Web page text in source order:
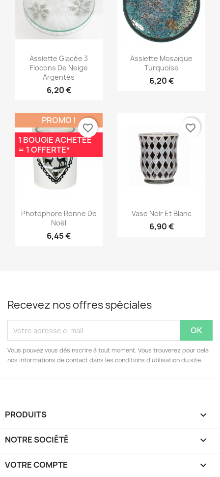
Aperçu rapide
Assiette Glacée 3
Flocons De Neige
Argentés
6,20 €
Aperçu rapide
Assiette Mosaïque
Turquoise
6,20 €
Aperçu rapide
Photophore Renne De
Noël
6,45 €
PROMO !
1 BOUGIE ACHETÉE
= 1 OFFERTE*
favorite_border
Aperçu rapide
Vase Noir Et Blanc
6,90 €
favorite_border
Recevez nos offres spéciales
Vous pouvez vous désinscrire à tout moment. Vous trouverez pour cela
nos informations de contact dans les conditions d'utilisation du site.
PRODUITS 
NOTRE SOCIÉTÉ 
VOTRE COMPTE 